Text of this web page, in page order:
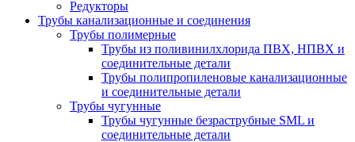
Редукторы
Трубы канализационные и соединения
Трубы полимерные
Трубы из поливинилхлорида ПВХ, НПВХ и
соединительные детали
Трубы полипропиленовые канализационные
и соединительные детали
Трубы чугунные
Трубы чугунные безраструбные SML и
соединительные детали